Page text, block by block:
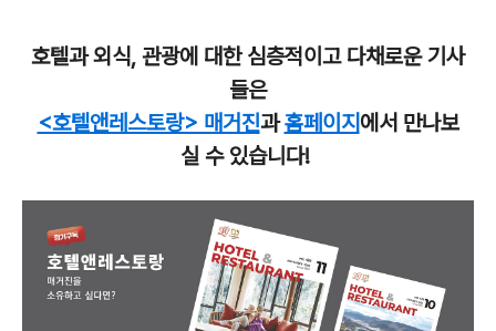
호텔과 외식, 관광에 대한 심층적이고 다채로운 기사
들은
<호텔앤레스토랑> 매거진과홈페이지 에서 만나보
실 수 있습니다!